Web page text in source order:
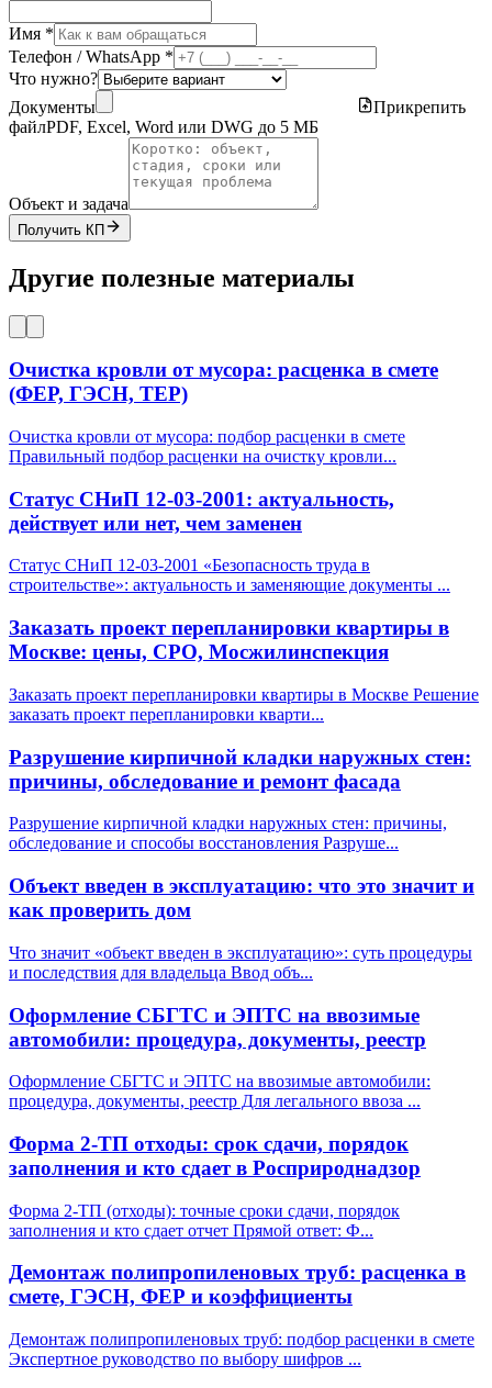
Имя *
Телефон / WhatsApp *
Что нужно?
Документы
Прикрепить
файлPDF, Excel, Word или DWG до 5 МБ
Объект и задача
Получить КП
Другие полезные материалы
Очистка кровли от мусора: расценка в смете
(ФЕР, ГЭСН, ТЕР)
Очистка кровли от мусора: подбор расценки в смете
Правильный подбор расценки на очистку кровли...
Статус СНиП 12-03-2001: актуальность,
действует или нет, чем заменен
Статус СНиП 12-03-2001 «Безопасность труда в
строительстве»: актуальность и заменяющие документы ...
Заказать проект перепланировки квартиры в
Москве: цены, СРО, Мосжилинспекция
Заказать проект перепланировки квартиры в Москве Решение
заказать проект перепланировки кварти...
Разрушение кирпичной кладки наружных стен:
причины, обследование и ремонт фасада
Разрушение кирпичной кладки наружных стен: причины,
обследование и способы восстановления Разруше...
Объект введен в эксплуатацию: что это значит и
как проверить дом
Что значит «объект введен в эксплуатацию»: суть процедуры
и последствия для владельца Ввод объ...
Оформление СБГТС и ЭПТС на ввозимые
автомобили: процедура, документы, реестр
Оформление СБГТС и ЭПТС на ввозимые автомобили:
процедура, документы, реестр Для легального ввоза ...
Форма 2-ТП отходы: срок сдачи, порядок
заполнения и кто сдает в Росприроднадзор
Форма 2-ТП (отходы): точные сроки сдачи, порядок
заполнения и кто сдает отчет Прямой ответ: Ф...
Демонтаж полипропиленовых труб: расценка в
смете, ГЭСН, ФЕР и коэффициенты
Демонтаж полипропиленовых труб: подбор расценки в смете
Экспертное руководство по выбору шифров ...